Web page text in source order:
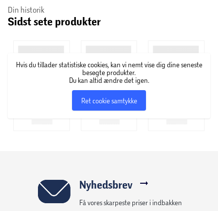
Din historik
Sidst sete produkter
Hvis du tillader statistiske cookies, kan vi nemt vise dig dine seneste
besøgte produkter.
Du kan altid ændre det igen.
Ret cookie samtykke
Nyhedsbrev
Få vores skarpeste priser i indbakken